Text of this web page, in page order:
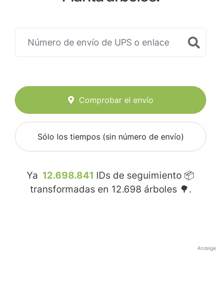
Comprobar el envío
Sólo los tiempos (sin número de envío)
Ya 12.698.841 IDs de seguimiento 📦
transformadas en 12.698 árboles 🌳.
Anzeige